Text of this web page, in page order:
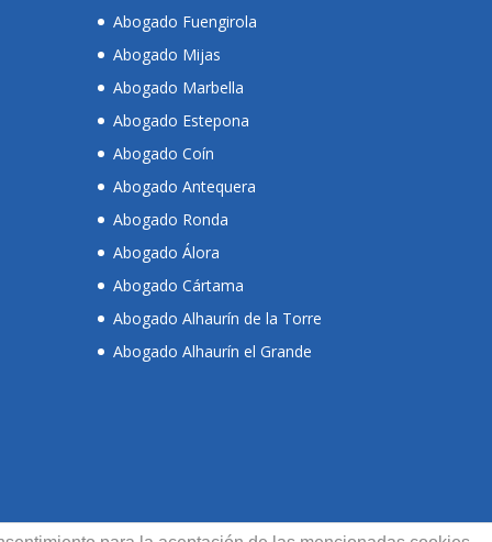
Abogado Fuengirola
Abogado Mijas
Abogado Marbella
Abogado Estepona
Abogado Coín
Abogado Antequera
Abogado Ronda
Abogado Álora
Abogado Cártama
Abogado Alhaurín de la Torre
Abogado Alhaurín el Grande